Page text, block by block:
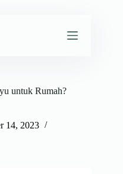
untuk Rumah?
14, 2023